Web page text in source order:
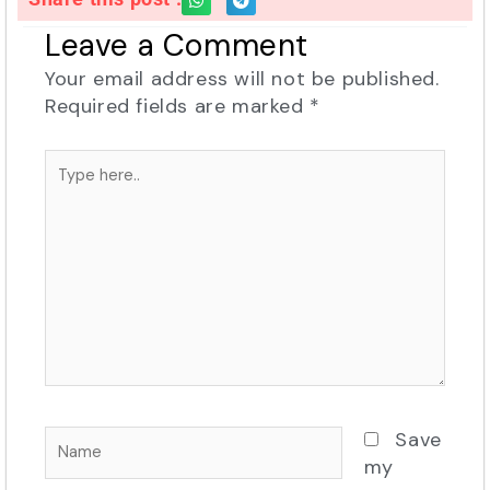
Leave a Comment
Your email address will not be published.
Required fields are marked *
Type
here..
Name
Save
my